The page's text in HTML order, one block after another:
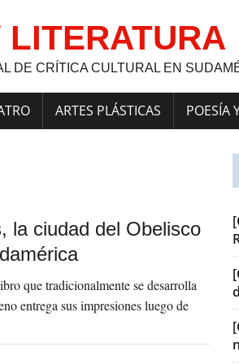
LITERATURA
DE CRÍTICA CULTURAL EN
ARTES PLÁSTICAS POESÍA
la ciudad del Obelisco
que tradicionalmente se desarrolla
entrega sus impresiones luego de